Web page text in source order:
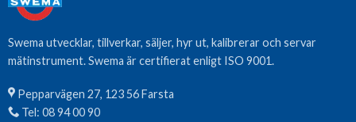
Swema utvecklar, tillverkar, säljer, hyr ut, kalibrerar och servar
mätinstrument. Swema är certifierat enligt ISO 9001.
Pepparvägen 27, 123 56 Farsta
Tel: 08 94 00 90